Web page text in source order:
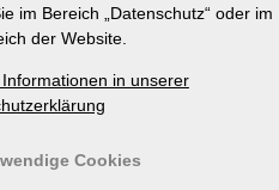
im Bereich „Datenschutz“ oder im
der Website.
in unserer
Cookies